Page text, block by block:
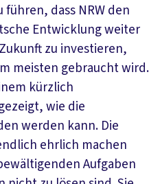
dass NRW den
Entwicklung weiter
zu investieren,
meisten gebraucht wird.
kürzlich
wie die
werden kann. Die
ehrlich machen
Aufgaben